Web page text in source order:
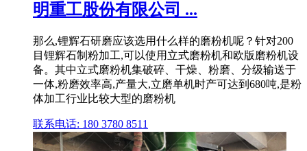
明重工股份有限公司 ...
那么,锂辉石研磨应该选用什么样的磨粉机呢？针对200
目锂辉石制粉加工,可以使用立式磨粉机和欧版磨粉机设
备。其中立式磨粉机集破碎、干燥、粉磨、分级输送于
一体,粉磨效率高,产量大,立磨单机时产可达到680吨,是粉
体加工行业比较大型的磨粉机
联系电话: 180 3780 8511